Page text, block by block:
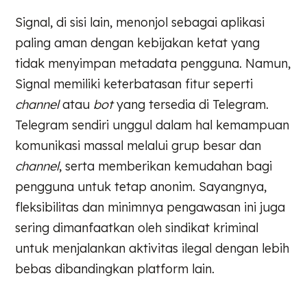
Signal, di sisi lain, menonjol sebagai aplikasi
paling aman dengan kebijakan ketat yang
tidak menyimpan metadata pengguna. Namun,
Signal memiliki keterbatasan fitur seperti
channelatau botyang tersedia di Telegram.
Telegram sendiri unggul dalam hal kemampuan
komunikasi massal melalui grup besar dan
channel, serta memberikan kemudahan bagi
pengguna untuk tetap anonim. Sayangnya,
fleksibilitas dan minimnya pengawasan ini juga
sering dimanfaatkan oleh sindikat kriminal
untuk menjalankan aktivitas ilegal dengan lebih
bebas dibandingkan platform lain.